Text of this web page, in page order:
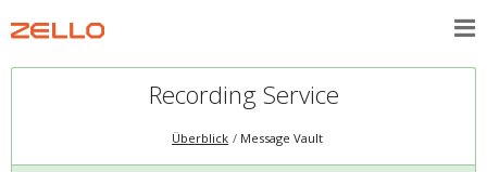
Recording Service
Überblick Message Vault